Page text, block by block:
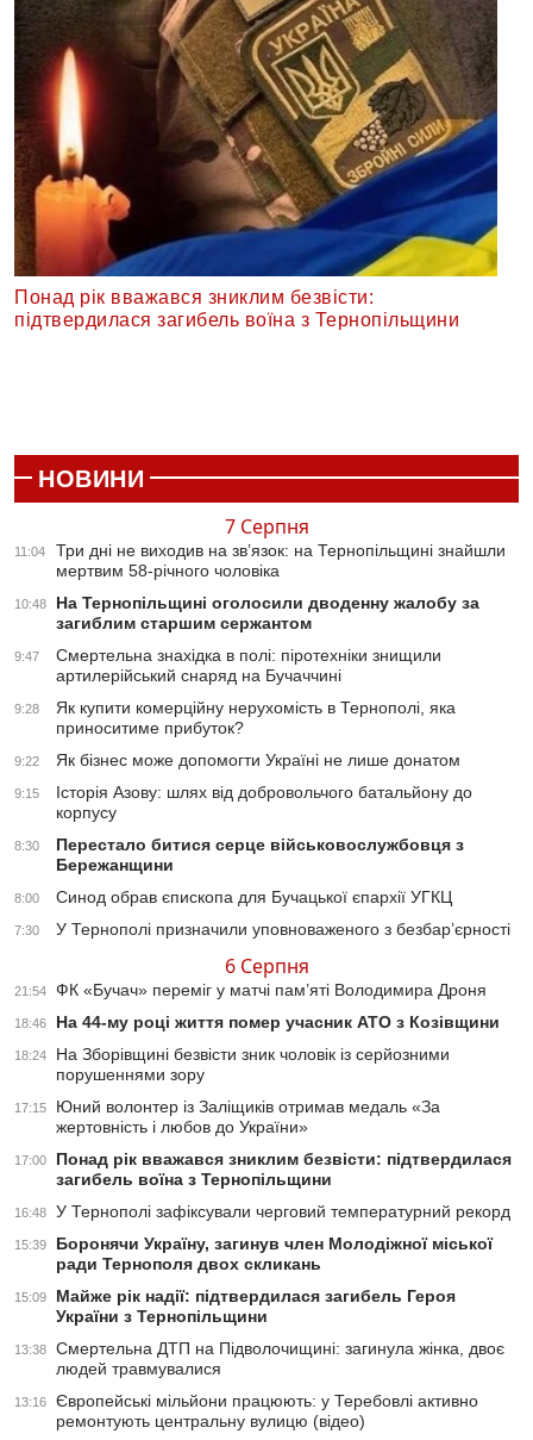
Понад рік вважався зниклим безвісти:
підтвердилася загибель воїна з Тернопільщини
НОВИНИ
7 Серпня
11:04
Три дні не виходив на зв’язок: на Тернопільщині знайшли
мертвим 58-річного чоловіка
10:48
На Тернопільщині оголосили дводенну жалобу за
загиблим старшим сержантом
9:47
Смертельна знахідка в полі: піротехніки знищили
артилерійський снаряд на Бучаччині
9:28
Як купити комерційну нерухомість в Тернополі, яка
приноситиме прибуток?
9:22 Як бізнес може допомогти Україні не лише донатом
9:15
Історія Азову: шлях від добровольчого батальйону до
корпусу
8:30
Перестало битися серце військовослужбовця з
Бережанщини
8:00 Синод обрав єпископа для Бучацької єпархії УГКЦ
7:30 У Тернополі призначили уповноваженого з безбар’єрності
6 Серпня
21:54 ФК «Бучач» переміг у матчі пам’яті Володимира Дроня
18:46 На 44-му році життя помер учасник АТО з Козівщини
18:24
На Зборівщині безвісти зник чоловік із серйозними
порушеннями зору
17:15
Юний волонтер із Заліщиків отримав медаль «За
жертовність і любов до України»
17:00
Понад рік вважався зниклим безвісти: підтвердилася
загибель воїна з Тернопільщини
16:48 У Тернополі зафіксували черговий температурний рекорд
15:39
Боронячи Україну, загинув член Молодіжної міської
ради Тернополя двох скликань
15:09
Майже рік надії: підтвердилася загибель Героя
України з Тернопільщини
13:38
Смертельна ДТП на Підволочищині: загинула жінка, двоє
людей травмувалися
13:16
Європейські мільйони працюють: у Теребовлі активно
ремонтують центральну вулицю (відео)